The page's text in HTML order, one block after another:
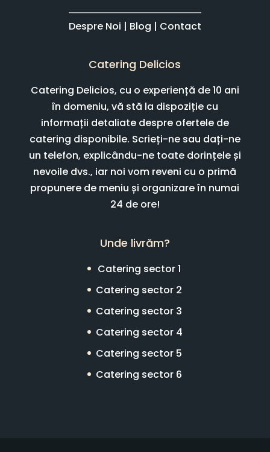
Despre Noi | Blog | Contact
Catering Delicios
Catering Delicios, cu o experiență de 10 ani
în domeniu, vă stă la dispoziție cu
informații detaliate despre ofertele de
catering disponibile. Scrieți-ne sau dați-ne
un telefon, explicându-ne toate dorințele și
nevoile dvs., iar noi vom reveni cu o primă
propunere de meniu și organizare în numai
24 de ore!
Unde livrăm?
Catering sector 1
Catering sector 2
Catering sector 3
Catering sector 4
Catering sector 5
Catering sector 6